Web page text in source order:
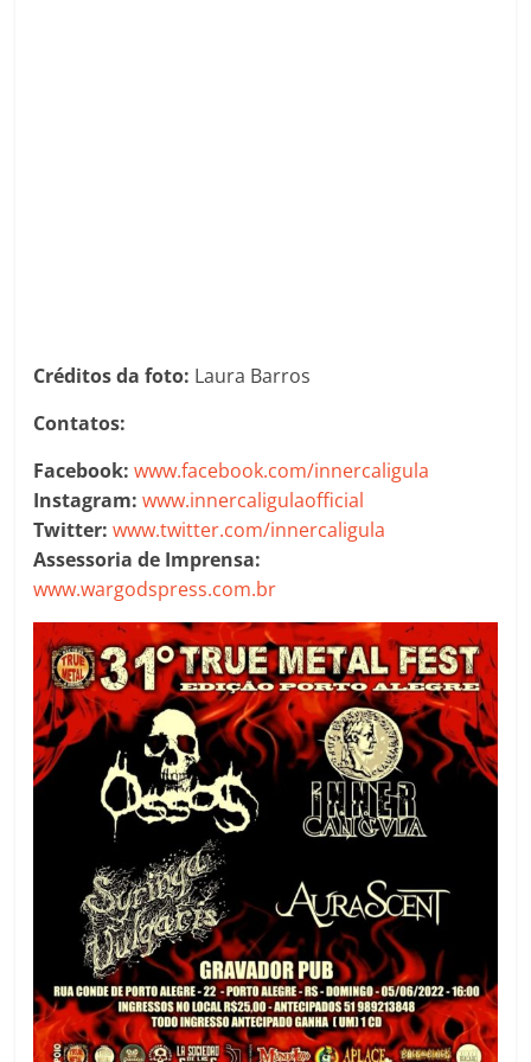
Créditos da foto: Laura Barros
Contatos:
Facebook:www.facebook.com/innercaligula
Instagram: www.innercaligulaofficial
Twitter: www.twitter.com/innercaligula
Assessoria de Imprensa:
www.wargodspress.com.br